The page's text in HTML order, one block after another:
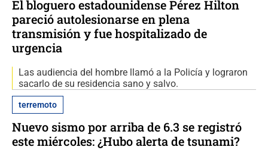
El bloguero estadounidense Pérez Hilton
pareció autolesionarse en plena
transmisión y fue hospitalizado de
urgencia
Las audiencia del hombre llamó a la Policía y lograron
sacarlo de su residencia sano y salvo.
terremoto
Nuevo sismo por arriba de 6.3 se registró
este miércoles: ¿Hubo alerta de tsunami?